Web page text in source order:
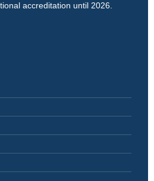
accreditation until 2026.